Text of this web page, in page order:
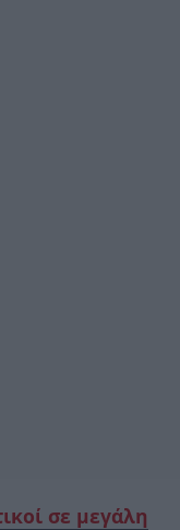
σε μεγάλη